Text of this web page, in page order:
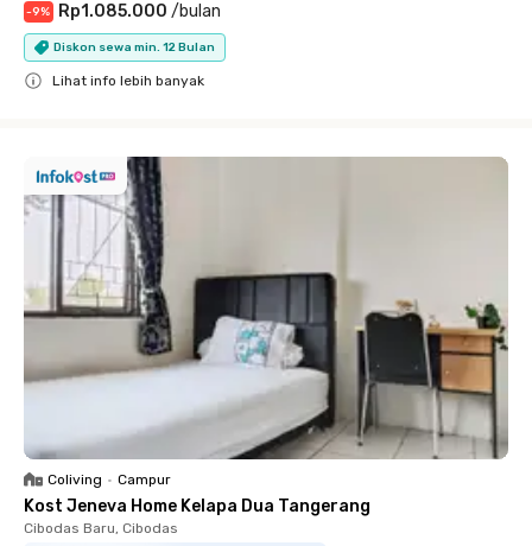
-9% Rp1.085.000 /bulan
Diskon sewa min. 12 Bulan
Lihat info lebih banyak
Coliving • Campur
Kost Jeneva Home Kelapa Dua Tangerang
Cibodas Baru, Cibodas